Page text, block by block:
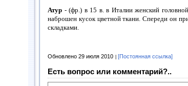
Атур - (фр.) в 15 в. в Италии женский
наброшен кусок цветной ткани. Спереди он
складками.
Обновлено 29 июля 2010 [Постоянная ссылка]
Есть вопрос или комментарий?..